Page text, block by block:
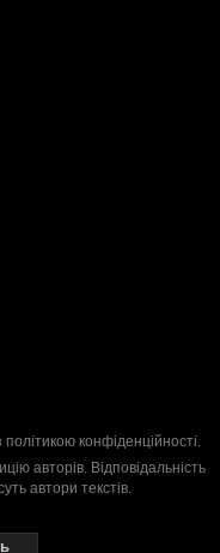
політикою конфіденційності.
авторів. Відповідальність
автори текстів.